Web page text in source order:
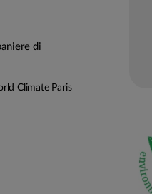
Gli eventuali
il Fondo mira ad
per esempio, il
di
Climate Paris